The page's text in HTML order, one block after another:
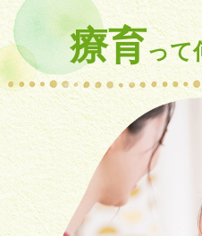
療育って